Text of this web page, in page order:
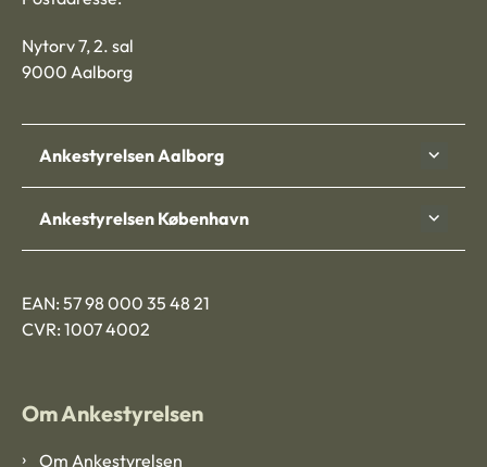
Nytorv 7, 2. sal
9000 Aalborg
Ankestyrelsen Aalborg
Ankestyrelsen København
EAN: 57 98 000 35 48 21
CVR: 1007 4002
Om Ankestyrelsen
Om Ankestyrelsen